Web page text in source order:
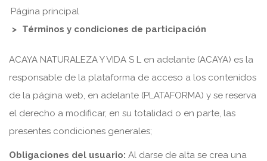
Página principal
Términos y condiciones de participación
ACAYA NATURALEZA Y VIDA S L en adelante (ACAYA) es la
responsable de la plataforma de acceso a los contenidos
de la página web, en adelante (PLATAFORMA) y se reserva
el derecho a modificar, en su totalidad o en parte, las
presentes condiciones generales;
Obligaciones del usuario: Al darse de alta se crea una